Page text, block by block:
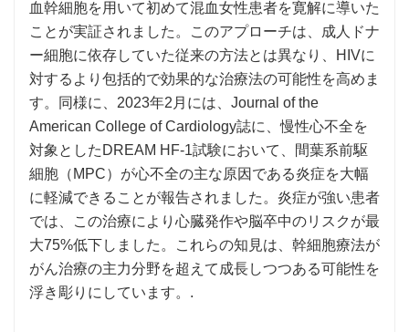
血幹細胞を用いて初めて混血女性患者を寛解に導いた
ことが実証されました。このアプローチは、成人ドナ
ー細胞に依存していた従来の方法とは異なり、HIVに
対するより包括的で効果的な治療法の可能性を高めま
す。同様に、2023年2月には、Journal of the
American College of Cardiology誌に、慢性心不全を
対象としたDREAM HF-1試験において、間葉系前駆
細胞（MPC）が心不全の主な原因である炎症を大幅
に軽減できることが報告されました。炎症が強い患者
では、この治療により心臓発作や脳卒中のリスクが最
大75%低下しました。これらの知見は、幹細胞療法が
がん治療の主力分野を超えて成長しつつある可能性を
浮き彫りにしています。.